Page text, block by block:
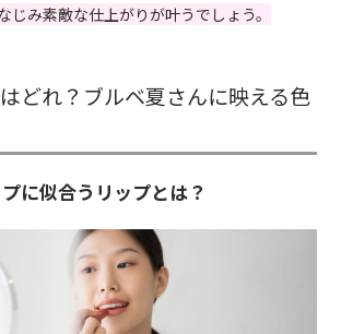
じみ素敵な仕上がりが叶うでしょう。
どれ？ブルベ夏さんに映える色
に似合うリップとは？